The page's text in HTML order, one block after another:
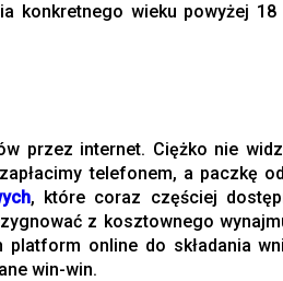
konkretnego wieku powyżej
przez internet. Ciężko nie
telefonem, a paczkę
, które coraz częściej
z kosztownego
online do składania
win-win.